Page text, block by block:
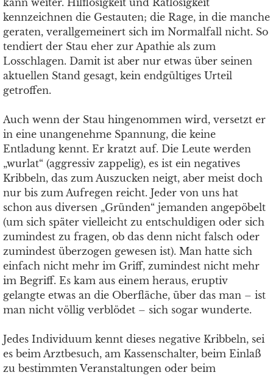
kann weiter. Hilflosigkeit und Ratlosigkeit
kennzeichnen die Gestauten; die Rage, in die manche
geraten, verallgemeinert sich im Normalfall nicht. So
tendiert der Stau eher zur Apathie als zum
Losschlagen. Damit ist aber nur etwas über seinen
aktuellen Stand gesagt, kein endgültiges Urteil
getroffen.
Auch wenn der Stau hingenommen wird, versetzt er
in eine unangenehme Spannung, die keine
Entladung kennt. Er kratzt auf. Die Leute werden
„wurlat“ (aggressiv zappelig), es ist ein negatives
Kribbeln, das zum Auszucken neigt, aber meist doch
nur bis zum Aufregen reicht. Jeder von uns hat
schon aus diversen „Gründen“ jemanden angepöbelt
(um sich später vielleicht zu entschuldigen oder sich
zumindest zu fragen, ob das denn nicht falsch oder
zumindest überzogen gewesen ist). Man hatte sich
einfach nicht mehr im Griff, zumindest nicht mehr
im Begriff. Es kam aus einem heraus, eruptiv
gelangte etwas an die Oberfläche, über das man – ist
man nicht völlig verblödet – sich sogar wunderte.
Jedes Individuum kennt dieses negative Kribbeln, sei
es beim Arztbesuch, am Kassenschalter, beim Einlaß
zu bestimmten Veranstaltungen oder beim